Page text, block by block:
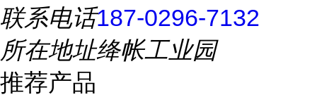
联系电话187-0296-7132
所在地址绛帐工业园
推荐产品